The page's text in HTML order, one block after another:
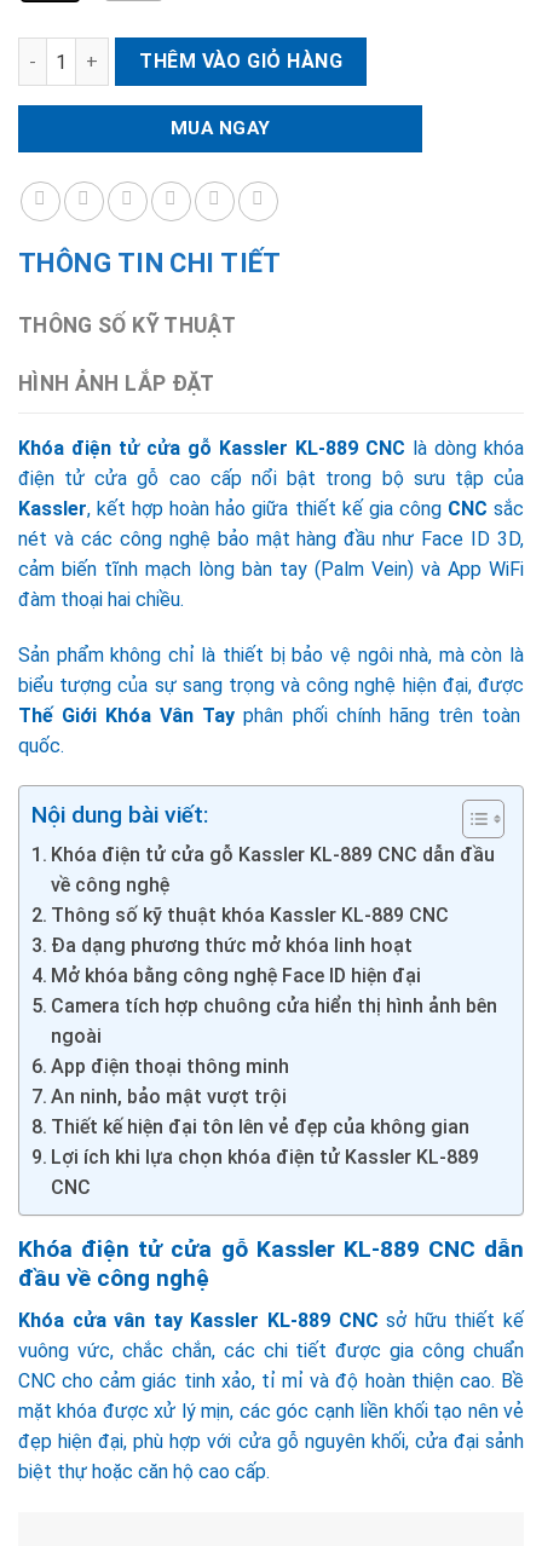
Khóa điện tử cửa gỗ Kassler KL-889 CNC số lượng
THÊM VÀO GIỎ HÀNG
MUA NGAY
THÔNG TIN CHI TIẾT
THÔNG SỐ KỸ THUẬT
HÌNH ẢNH LẮP ĐẶT
Khóa điện tử cửa gỗ Kassler KL-889 CNC là dòng khóa
điện tử cửa gỗ cao cấp nổi bật trong bộ sưu tập của
Kassler, kết hợp hoàn hảo giữa thiết kế gia công CNC sắc
nét và các công nghệ bảo mật hàng đầu như Face ID 3D,
cảm biến tĩnh mạch lòng bàn tay (Palm Vein) và App WiFi
đàm thoại hai chiều.
Sản phẩm không chỉ là thiết bị bảo vệ ngôi nhà, mà còn là
biểu tượng của sự sang trọng và công nghệ hiện đại, được
Thế Giới Khóa Vân Tay phân phối chính hãng trên toàn
quốc.
Nội dung bài viết:
Khóa điện tử cửa gỗ Kassler KL-889 CNC dẫn đầu
về công nghệ
Thông số kỹ thuật khóa Kassler KL-889 CNC
Đa dạng phương thức mở khóa linh hoạt
Mở khóa bằng công nghệ Face ID hiện đại
Camera tích hợp chuông cửa hiển thị hình ảnh bên
ngoài
App điện thoại thông minh
An ninh, bảo mật vượt trội
Thiết kế hiện đại tôn lên vẻ đẹp của không gian
Lợi ích khi lựa chọn khóa điện tử Kassler KL-889
CNC
Khóa điện tử cửa gỗ Kassler KL-889 CNC dẫn
đầu về công nghệ
Khóa cửa vân tay Kassler KL-889 CNC sở hữu thiết kế
vuông vức, chắc chắn, các chi tiết được gia công chuẩn
CNC cho cảm giác tinh xảo, tỉ mỉ và độ hoàn thiện cao. Bề
mặt khóa được xử lý mịn, các góc cạnh liền khối tạo nên vẻ
đẹp hiện đại, phù hợp với cửa gỗ nguyên khối, cửa đại sảnh
biệt thự hoặc căn hộ cao cấp.